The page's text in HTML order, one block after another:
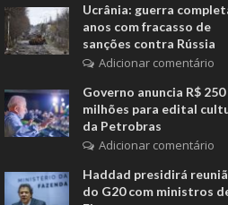
Ucrânia: guerra
anos com fracasso de
sanções contra Rússia
Adicionar comentário
Governo anuncia R$ 250
milhões para edital
da Petrobras
Adicionar comentário
Haddad presidirá
do G20 com ministros